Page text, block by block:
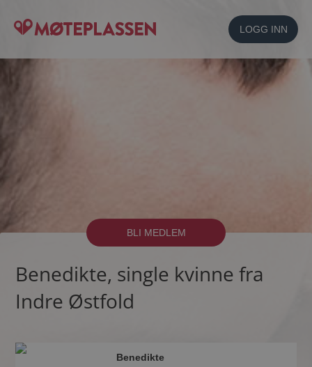
LOGG INN
BLI MEDLEM
Benedikte, single kvinne fra
Indre Østfold
Benedikte